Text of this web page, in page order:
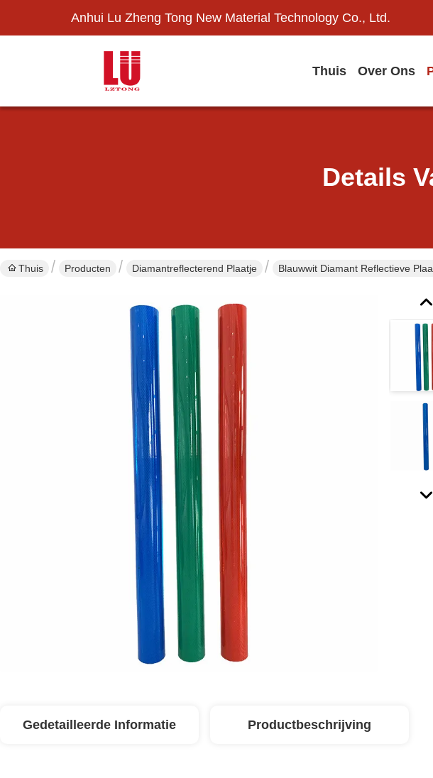
Anhui Lu Zheng Tong New Material Technology Co., Ltd.
Thuis Over Ons
Details
Thuis Producten Diamantreflecterend Plaatje Blauwwit Diamant Reflectieve
Gedetailleerde Informatie Productbeschrijving